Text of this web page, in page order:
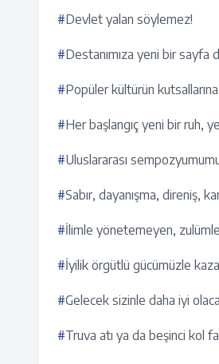
#Devlet yalan söylemez!
#Destanımıza yeni bir sayfa
#Popüler kültürün
#Her başlangıç yeni bir ruh,
#Uluslararası
#Sabır, dayanışma, direniş,
#İlimle yönetemeyen,
#İyilik örgütlü gücümüzle
#Gelecek sizinle daha iyi
#Truva atı ya da beşinci kol